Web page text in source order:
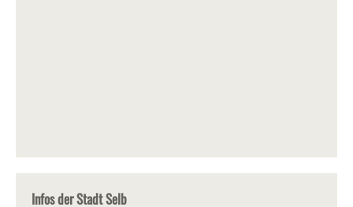
Infos der Stadt Selb